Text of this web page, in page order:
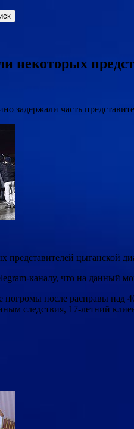
некоторых
задержали часть
представителей цыганской
каналу, что на данный
после расправы над
следствия, 17-летний